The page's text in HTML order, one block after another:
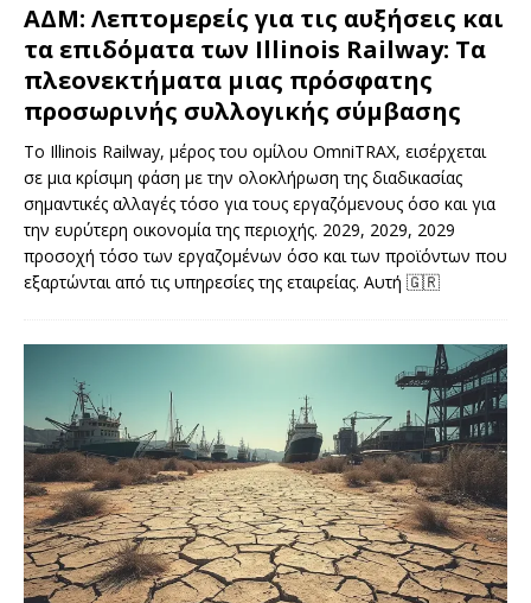
ΑΔΜ: Λεπτομερείς για τις αυξήσεις και
τα επιδόματα των Illinois Railway: Τα
πλεονεκτήματα μιας πρόσφατης
προσωρινής συλλογικής σύμβασης
Το Illinois Railway, μέρος του ομίλου OmniTRAX, εισέρχεται
σε μια κρίσιμη φάση με την ολοκλήρωση της διαδικασίας
σημαντικές αλλαγές τόσο για τους εργαζόμενους όσο και για
την ευρύτερη οικονομία της περιοχής. 2029, 2029, 2029
προσοχή τόσο των εργαζομένων όσο και των προϊόντων που
εξαρτώνται από τις υπηρεσίες της εταιρείας. Αυτή 🇬🇷